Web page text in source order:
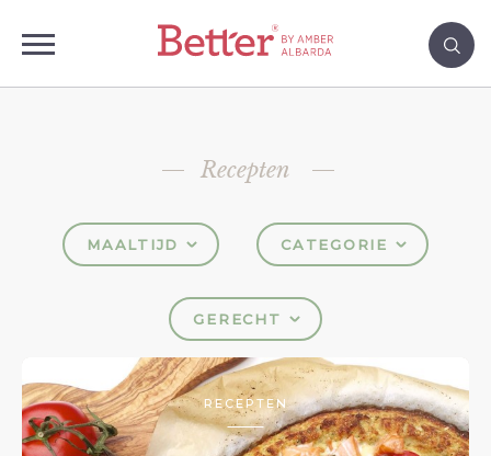
Recepten
MAALTIJD CATEGORIE
GERECHT
RECEPTEN